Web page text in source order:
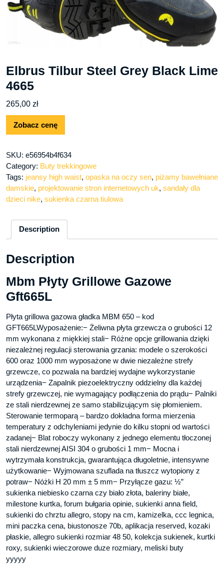
Elbrus Tilbur Steel Grey Black Lime
4665
265,00 zł
Zobacz cenę
SKU: e56954b4f634
Category: Buty trekkingowe
Tags: jeansy high waist, opaska na oczy sen, piżamy bawełniane
damskie, projektowanie stron internetowych uk, sandały dla
dzieci nike, sukienka czarna tiulowa
Description
Description
Mbm Płyty Grillowe Gazowe
Gft665L
Płyta grillowa gazowa gładka MBM 650 – kod
GFT665LWyposażenie:− Żeliwna płyta grzewcza o grubości 12
mm wykonana z miękkiej stali− Różne opcje grillowania dzięki
niezależnej regulacji sterowania grzania: modele o szerokości
600 oraz 1000 mm wyposażone w dwie niezależne strefy
grzewcze, co pozwala na bardziej wydajne wykorzystanie
urządzenia− Zapalnik piezoelektryczny oddzielny dla każdej
strefy grzewczej, nie wymagający podłączenia do prądu− Palniki
ze stali nierdzewnej ze samo stabilizującym się płomieniem.
Sterowanie termoparą – bardzo dokładna forma mierzenia
temperatury z odchyleniami jedynie do kilku stopni od wartości
zadanej− Blat roboczy wykonany z jednego elementu tłoczonej
stali nierdzewnej AISI 304 o grubości 1 mm− Mocna i
wytrzymała konstrukcja, gwarantująca długoletnie, intensywne
użytkowanie− Wyjmowana szuflada na tłuszcz wytopiony z
potraw− Nóżki H 20 mm ± 5 mm− Przyłącze gazu: ½”
sukienka niebiesko czarna czy biało złota, baleriny białe,
milestone kurtka, forum bułgaria opinie, sukienki anna field,
sukienki do chrztu allegro, stopy na cm, kamizelka, ccc legnica,
mini paczka cena, biustonosze 70b, aplikacja reserved, kozaki
płaskie, allegro sukienki rozmiar 48 50, kolekcja sukienek, kurtki
roxy, sukienki wieczorowe duze rozmiary, meliski buty
yyyyy